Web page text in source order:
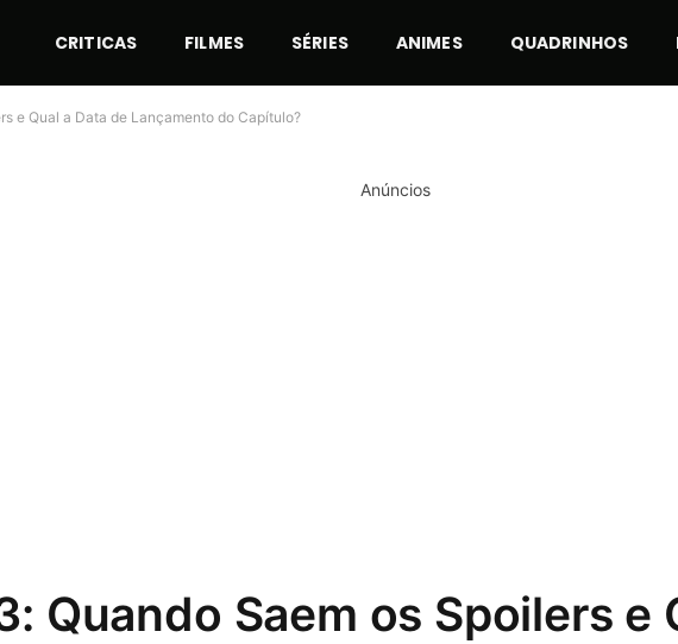
CRITICAS FILMES SÉRIES ANIMES QUADRINHOS
e Qual a Data de Lançamento do Capítulo?
Anúncios
Quando Saem os Spoilers e